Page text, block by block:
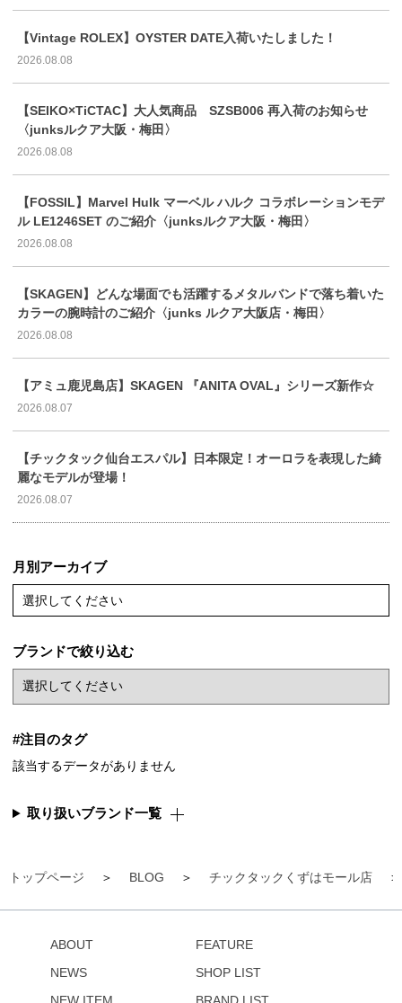
トップページ BLOG チックタックくずはモール店
【Vintage ROLEX】OYSTER DATE入荷いたしました！
2026.08.08
【SEIKO×TiCTAC】大人気商品 SZSB006 再入荷のお知らせ
〈junksルクア大阪・梅田〉
2026.08.08
【FOSSIL】Marvel Hulk マーベル ハルク コラボレーションモデ
ル LE1246SET のご紹介〈junksルクア大阪・梅田〉
2026.08.08
【SKAGEN】どんな場面でも活躍するメタルバンドで落ち着いた
カラーの腕時計のご紹介〈junks ルクア大阪店・梅田〉
2026.08.08
【アミュ鹿児島店】SKAGEN 『ANITA OVAL』シリーズ新作☆
2026.08.07
【チックタック仙台エスパル】日本限定！オーロラを表現した綺
麗なモデルが登場！
2026.08.07
月別アーカイブ
選択してください
ブランドで絞り込む
#注目のタグ
該当するデータがありません
取り扱いブランド一覧
ABOUT
NEWS
FEATURE
SHOP LIST